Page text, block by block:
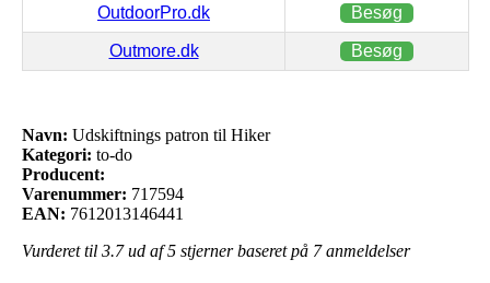
OutdoorPro.dk Besøg
Outmore.dk Besøg
Navn: Udskiftnings patron til Hiker
Kategori: to-do
Producent:
Varenummer: 717594
EAN: 7612013146441
Vurderet til 3.7ud af 5 stjerner baseret på 7anmeldelser